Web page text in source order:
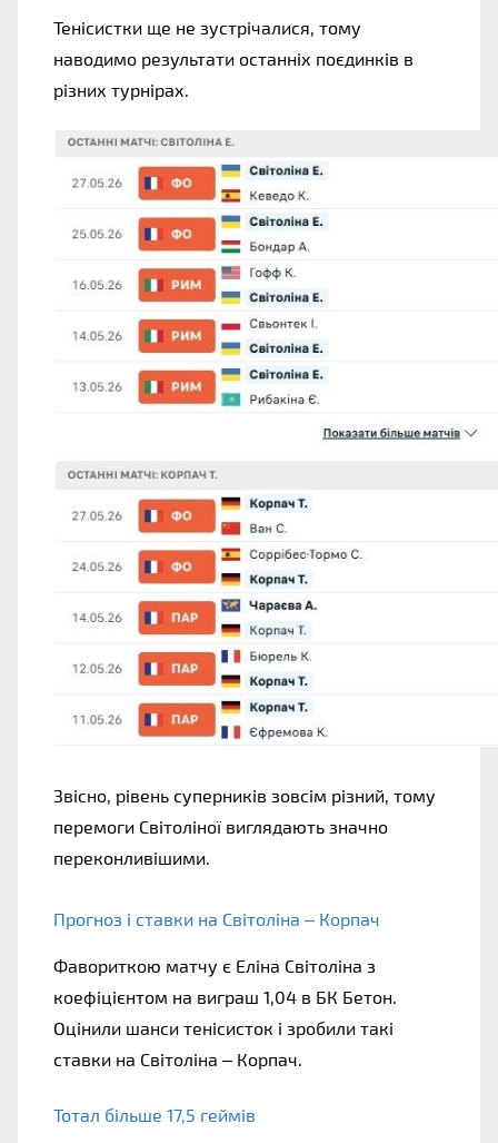
Тенісистки ще не зустрічалися, тому
наводимо результати останніх поєдинків в
різних турнірах.
Звісно, рівень суперників зовсім різний, тому
перемоги Світоліної виглядають значно
переконливішими.
Прогноз і ставки на Світоліна – Корпач
Фавориткою матчу є Еліна Світоліна з
коефіцієнтом на виграш 1,04 в БК Бетон.
Оцінили шанси тенісисток і зробили такі
ставки на Світоліна – Корпач.
Тотал більше 17,5 геймів